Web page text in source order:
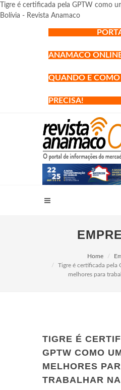
Tigre é certificada pela GPTW como
Bolívia - Revista Anamaco
ANAMACO
QUANDO E COMO
PRECISA!
Home
Tigre é certificada pela
melhores para
TIGRE É
GPTW COMO
MELHORES
TRABALHAR